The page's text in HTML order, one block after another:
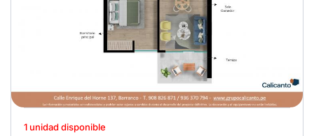
1 unidad disponible